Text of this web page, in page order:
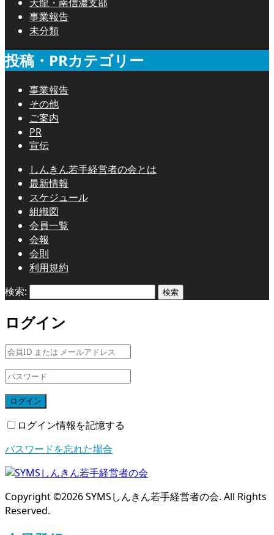
事業報告
未分類
投稿・PRカテゴリー
事業報告
その他
ご案内
PR
宣伝
しんきん若手経営者の会とは
最新情報
スケジュール
組織図
会員一覧
会報
会則
利用規約
検索:
ログイン
ログイン
ログイン情報を記憶する
パスワードを忘れた場合
Copyright ©2026SYMSしんきん若手経営者の会. All Rights
Reserved.